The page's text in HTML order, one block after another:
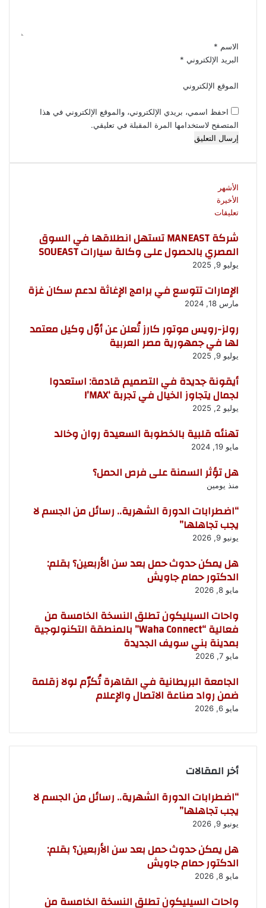
الاسم *
البريد الإلكتروني *
الموقع الإلكتروني
احفظ اسمي، بريدي الإلكتروني، والموقع الإلكتروني في هذا
المتصفح لاستخدامها المرة المقبلة في تعليقي.
الأشهر
الأخيرة
تعليقات
شركة MANEAST تستهل انطلاقها في السوق
المصري بالحصول على وكالة سيارات SOUEAST
يوليو 9, 2025
الإمارات تتوسع في برامج الإغاثة لدعم سكان غزة
مارس 18, 2024
رولز-رويس موتور كارز تُعلن عن أوّل وكيل معتمد
لها في جمهورية مصر العربية
يوليو 9, 2025
أيقونة جديدة في التصميم قادمة: استعدوا
لجمال يتجاوز الخيال في تجربة ‘MAX’!
يوليو 2, 2025
تهنئه قلبية بالخطوبة السعيدة روان وخالد
مايو 19, 2024
هل تؤثر السمنة على فرص الحمل؟
منذ يومين
“اضطرابات الدورة الشهرية.. رسائل من الجسم لا
يجب تجاهلها”
يونيو 9, 2026
هل يمكن حدوث حمل بعد سن الأربعين؟ بقلم:
الدكتور حمام جاويش
مايو 8, 2026
واحات السيليكون تطلق النسخة الخامسة من
فعالية “Waha Connect” بالمنطقة التكنولوجية
بمدينة بني سويف الجديدة
مايو 7, 2026
الجامعة البريطانية في القاهرة تُكرّم لولا زقلمة
ضمن رواد صناعة الاتصال والإعلام
مايو 6, 2026
أخر المقالات
“اضطرابات الدورة الشهرية.. رسائل من الجسم لا
يجب تجاهلها”
يونيو 9, 2026
هل يمكن حدوث حمل بعد سن الأربعين؟ بقلم:
الدكتور حمام جاويش
مايو 8, 2026
واحات السيليكون تطلق النسخة الخامسة من